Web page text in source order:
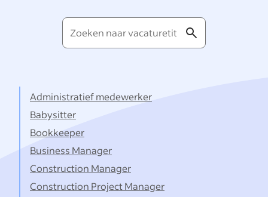
Zoeken
naar
Administratief medewerker
Babysitter
Bookkeeper
Business Manager
Construction Manager
Construction Project Manager